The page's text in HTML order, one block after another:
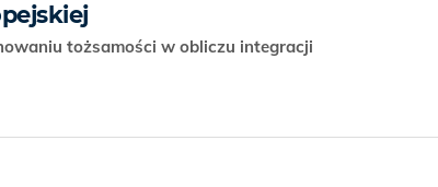
tożsamości w obliczu integracji